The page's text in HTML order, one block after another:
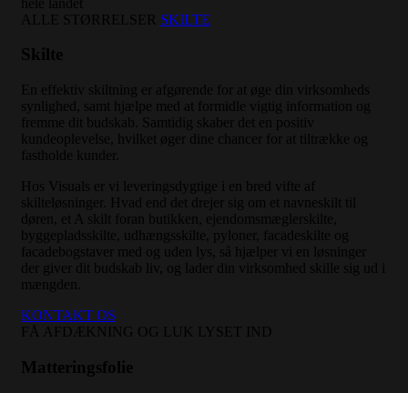
ALLE STØRRELSER SKILTE
Skilte
En effektiv skiltning er afgørende for at øge din virksomheds
synlighed, samt hjælpe med at formidle vigtig information og
fremme dit budskab. Samtidig skaber det en positiv
kundeoplevelse, hvilket øger dine chancer for at tiltrække og
fastholde kunder.
Hos Visuals er vi leveringsdygtige i en bred vifte af
skilteløsninger. Hvad end det drejer sig om et navneskilt til
døren, et A skilt foran butikken, ejendomsmæglerskilte,
byggepladsskilte, udhængsskilte, pyloner, facadeskilte og
facadebogstaver med og uden lys, så hjælper vi en løsninger
der giver dit budskab liv, og lader din virksomhed skille sig ud i
mængden.
KONTAKT OS
FÅ AFDÆKNING OG LUK LYSET IND
Matteringsfolie